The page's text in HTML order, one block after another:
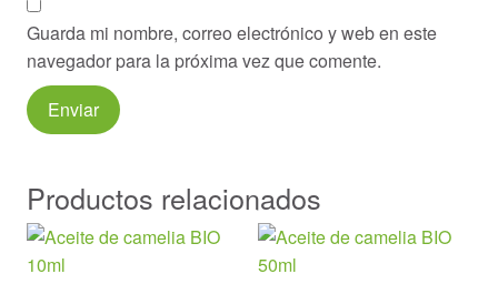
Guarda mi nombre, correo electrónico y web en este
navegador para la próxima vez que comente.
Productos relacionados